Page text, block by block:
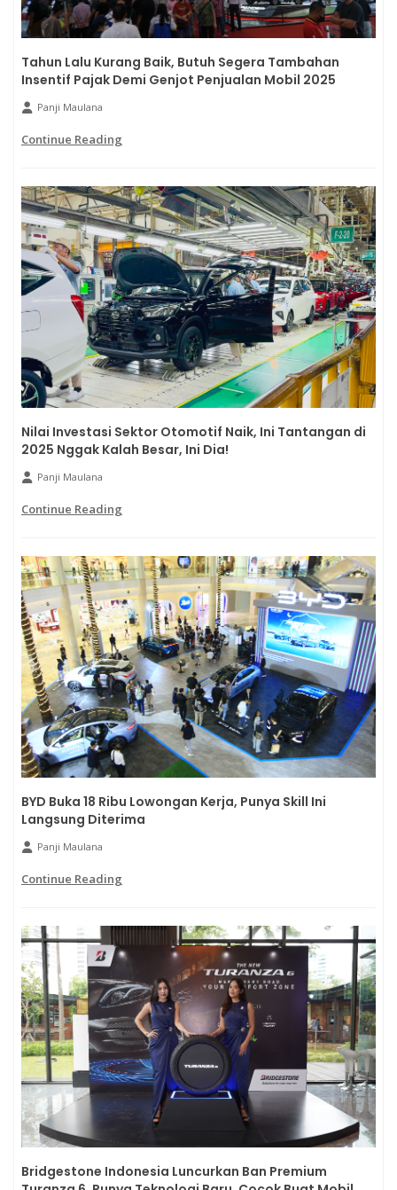
Tahun Lalu Kurang Baik, Butuh Segera Tambahan
Insentif Pajak Demi Genjot Penjualan Mobil 2025
Panji Maulana
Continue Reading
Nilai Investasi Sektor Otomotif Naik, Ini Tantangan di
2025 Nggak Kalah Besar, Ini Dia!
Panji Maulana
Continue Reading
BYD Buka 18 Ribu Lowongan Kerja, Punya Skill Ini
Langsung Diterima
Panji Maulana
Continue Reading
Bridgestone Indonesia Luncurkan Ban Premium